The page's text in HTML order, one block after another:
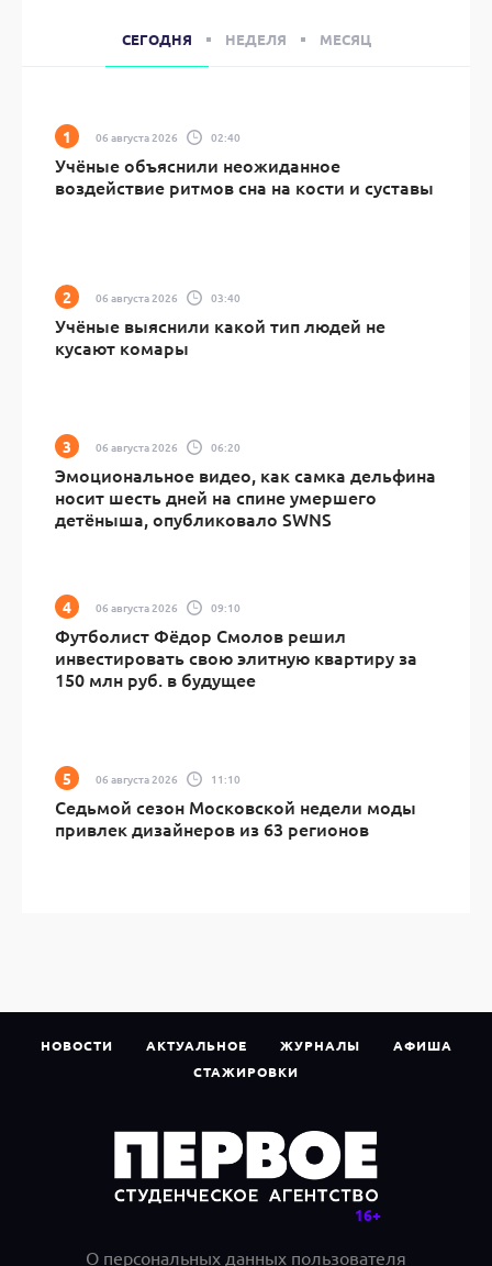
СЕГОДНЯ НЕДЕЛЯ МЕСЯЦ
06 августа 2026 02:40
Учёные объяснили неожиданное
воздействие ритмов сна на кости и суставы
06 августа 2026 03:40
Учёные выяснили какой тип людей не
кусают комары
06 августа 2026 06:20
Эмоциональное видео, как самка дельфина
носит шесть дней на спине умершего
детёныша, опубликовало SWNS
06 августа 2026 09:10
Футболист Фёдор Смолов решил
инвестировать свою элитную квартиру за
150 млн руб. в будущее
06 августа 2026 11:10
Седьмой сезон Московской недели моды
привлек дизайнеров из 63 регионов
НОВОСТИ АКТУАЛЬНОЕ ЖУРНАЛЫ
АФИША
СТАЖИРОВКИ
О персональных данных пользователя